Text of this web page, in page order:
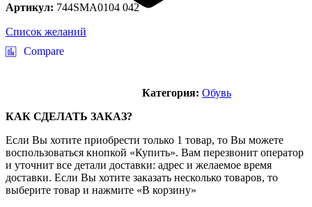
Список желаний
Compare
Артикул: 744SMA0104 042
Категория: Обувь
КАК СДЕЛАТЬ ЗАКАЗ?
Если Вы хотите приобрести только 1 товар, то Вы можете
воспользоваться кнопкой «Купить». Вам перезвонит оператор
и уточнит все детали доставки: адрес и желаемое время
доставки. Если Вы хотите заказать несколько товаров, то
выберите товар и нажмите «В корзину»